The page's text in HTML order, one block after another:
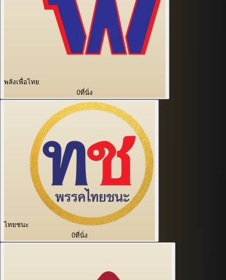
พลังเพื่อไทย
0ที่นั่ง
ไทยชนะ
0ที่นั่ง